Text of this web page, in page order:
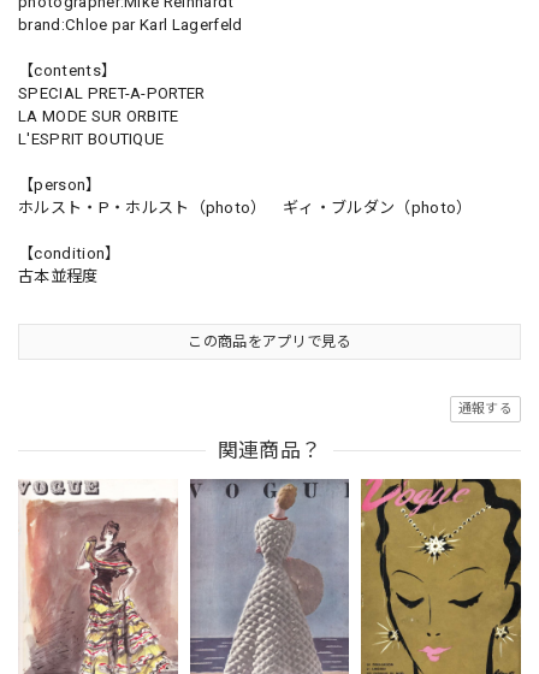
brand:Chloe par Karl Lagerfeld
【contents】
SPECIAL PRET-A-PORTER
LA MODE SUR ORBITE
L'ESPRIT BOUTIQUE
【person】
ホルスト・P・ホルスト（photo） ギィ・ブルダン（photo）
【condition】
古本並程度
この商品をアプリで見る
通報する
関連商品？